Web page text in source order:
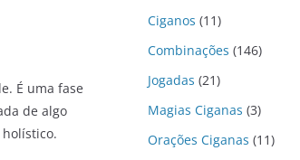
É uma fase
de algo
Ciganos (11)
Combinações (146)
Jogadas (21)
Magias Ciganas (3)
Orações Ciganas (11)